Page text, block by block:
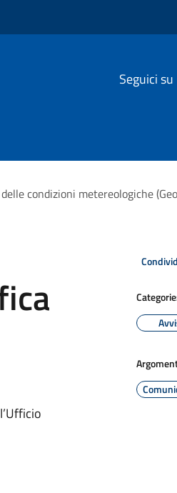
Seguici su
condizioni metereologiche